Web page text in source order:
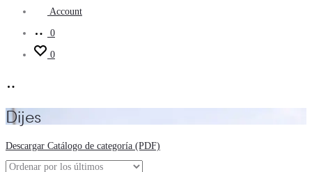
Account
0
0
Dijes
Descargar Catálogo de categoría (PDF)